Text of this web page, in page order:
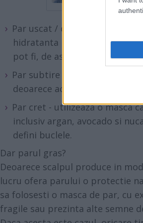
Par uscat / deteriorat /
hidratanta pentru a-ti hrani
pot fi, de asemenea, utile
Par subtire - foloseste o
deoarece aceasta vor oferi
Par cret - utilizeaza o masca
inclusiv argan, avocado si
defini buclele.
Dar parul gras?
Deoarece scalpul produce in
lucru ofera parului o protectie
sa folosesti o masca de par, cu
fragile sau prezinta alte semne